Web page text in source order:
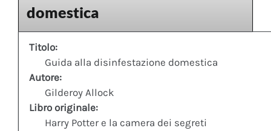
domestica
Titolo:
Guida alla disinfestazione domestica
Autore:
Gilderoy Allock
Libro originale:
Harry Potter e la camera dei segreti